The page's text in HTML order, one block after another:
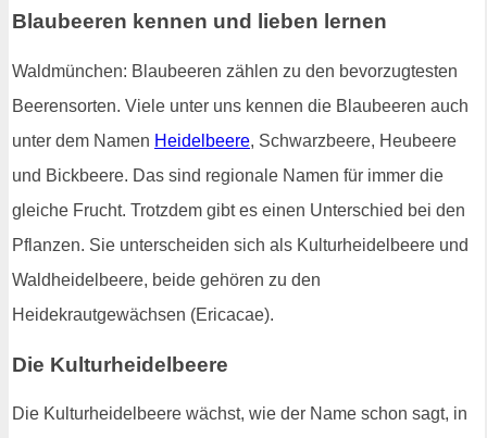
Blaubeeren kennen und lieben lernen
Waldmünchen: Blaubeeren zählen zu den bevorzugtesten
Beerensorten. Viele unter uns kennen die Blaubeeren auch
unter dem Namen Heidelbeere, Schwarzbeere, Heubeere
und Bickbeere. Das sind regionale Namen für immer die
gleiche Frucht. Trotzdem gibt es einen Unterschied bei den
Pflanzen. Sie unterscheiden sich als Kulturheidelbeere und
Waldheidelbeere, beide gehören zu den
Heidekrautgewächsen (Ericacae).
Die Kulturheidelbeere
Die Kulturheidelbeere wächst, wie der Name schon sagt, in